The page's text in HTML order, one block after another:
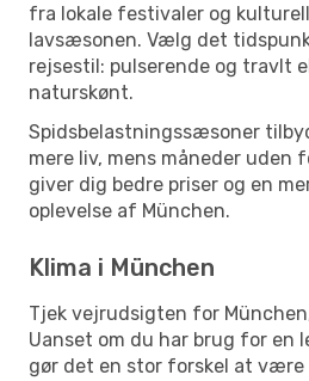
fra lokale festivaler og
lavsæsonen. Vælg det
rejsestil: pulserende og travlt
naturskønt.
Spidsbelastningssæsoner
mere liv, mens måneder uden
giver dig bedre priser og en
oplevelse af München.
Klima i München
Tjek vejrudsigten for
Uanset om du har brug for en
gør det en stor forskel at være